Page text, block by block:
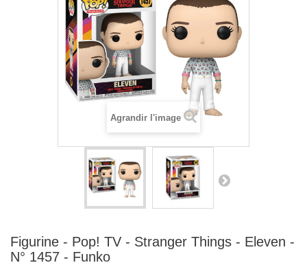
Agrandir l'image
Figurine - Pop! TV - Stranger Things - Eleven -
N° 1457 - Funko